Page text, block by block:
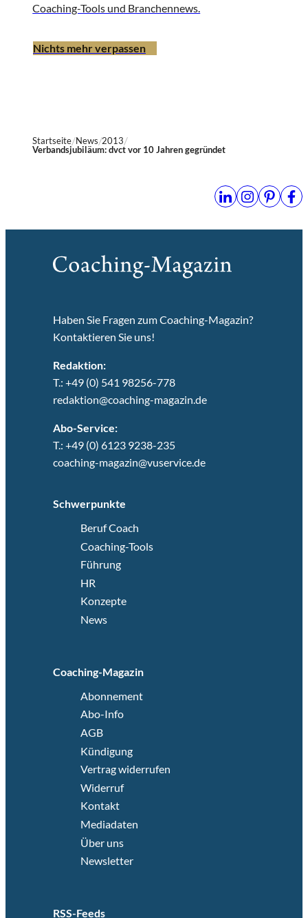
Coaching-Tools und Branchennews.
Nichts mehr verpassen
Startseite News 2013
Verbandsjubiläum: dvct vor 10 Jahren gegründet
Haben Sie Fragen zum Coaching-Magazin?
Kontaktieren Sie uns!
Redaktion:
T.: +49 (0) 541 98256-778
redaktion@coaching-magazin.de
Abo-Service:
T.: +49 (0) 6123 9238-235
coaching-magazin@vuservice.de
Schwerpunkte
Beruf Coach
Coaching-Tools
Führung
HR
Konzepte
News
Coaching-Magazin
Abonnement
Abo-Info
AGB
Kündigung
Vertrag widerrufen
Widerruf
Kontakt
Mediadaten
Über uns
Newsletter
RSS-Feeds